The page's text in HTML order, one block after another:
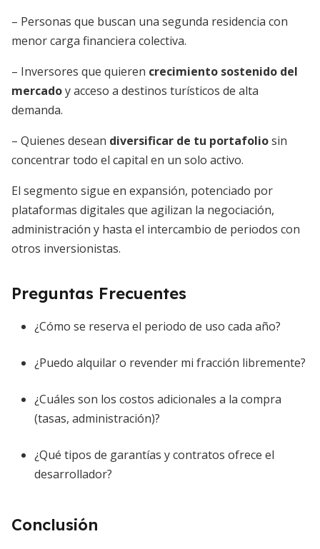
– Personas que buscan una segunda residencia con
menor carga financiera colectiva.
– Inversores que quieren crecimiento sostenido del
mercadoy acceso a destinos turísticos de alta
demanda.
– Quienes desean diversificar de tu portafoliosin
concentrar todo el capital en un solo activo.
El segmento sigue en expansión, potenciado por
plataformas digitales que agilizan la negociación,
administración y hasta el intercambio de periodos con
otros inversionistas.
Preguntas Frecuentes
¿Cómo se reserva el periodo de uso cada año?
¿Puedo alquilar o revender mi fracción libremente?
¿Cuáles son los costos adicionales a la compra
(tasas, administración)?
¿Qué tipos de garantías y contratos ofrece el
desarrollador?
Conclusión